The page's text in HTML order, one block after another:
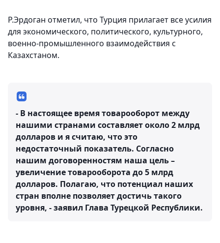
Р.Эрдоган отметил, что Турция прилагает все усилия
для экономического, политического, культурного,
военно-промышленного взаимодействия с
Казахстаном.
- В настоящее время товарооборот между
нашими странами составляет около 2 млрд
долларов и я считаю, что это
недостаточный показатель. Согласно
нашим договоренностям наша цель –
увеличение товарооборота до 5 млрд
долларов. Полагаю, что потенциал наших
стран вполне позволяет достичь такого
уровня, - заявил Глава Турецкой Республики.